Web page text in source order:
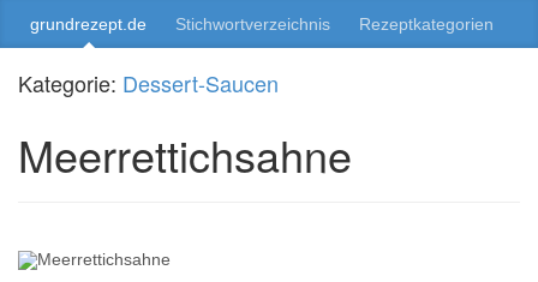
grundrezept.de Stichwortverzeichnis Rezeptkategorien
Kategorie: Dessert-Saucen
Meerrettichsahne